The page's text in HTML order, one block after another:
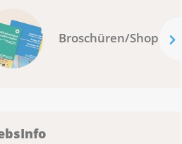
Broschüren/Shop